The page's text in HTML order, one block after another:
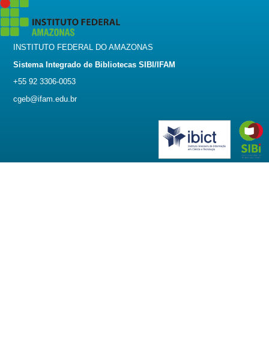
INSTITUTO FEDERAL DO AMAZONAS
Sistema Integrado de Bibliotecas SIBI/IFAM
+55 92 3306-0053
cgeb@ifam.edu.br